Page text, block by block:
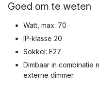
Goed om te weten
Watt, max: 70
IP-klasse 20
Sokkel: E27
Dimbaar in combinatie
externe dimmer